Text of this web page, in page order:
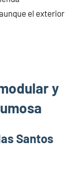
el exterior
y
Santos